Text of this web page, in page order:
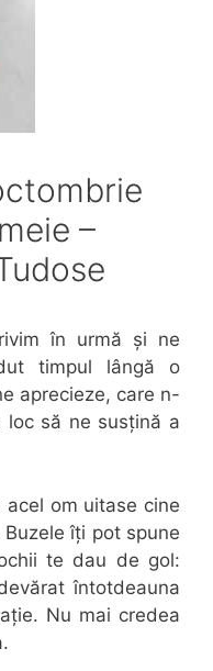
–
în urmă și ne
timpul lângă o
aprecieze, care n-
să ne susțină a
om uitase cine
îți pot spune
te dau de gol:
întotdeauna
Nu mai credea